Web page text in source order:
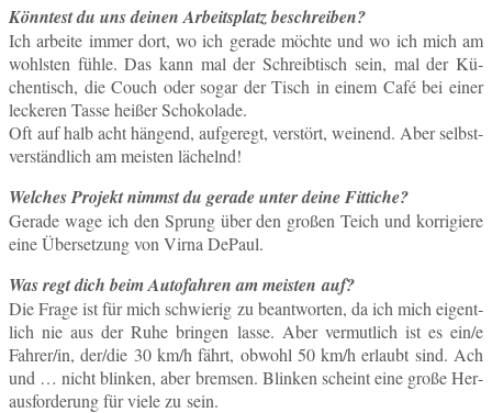
Könn­test du uns deinen Ar­beits­platz beschreiben?
Ich ar­bei­te immer dort, wo ich gerade möchte und wo ich mich am
wohls­ten fühle. Das kann mal der Schreib­tisch sein, mal der Kü­
chen­tisch, die Couch oder sogar der Tisch in einem Café bei einer
le­cke­ren Tasse heißer Schokolade.
Oft auf halb acht hän­gend, auf­ge­regt, ver­stört, wei­nend. Aber selbst­
ver­ständ­lich am meis­ten lächelnd!
Wel­ches Pro­jekt nimmst du gerade unter deine Fittiche?
Gerade wage ich den Sprung über den großen Teich und kor­ri­gie­re
eine Über­set­zung von Virna DePaul.
Was regt dich beim Au­to­fah­ren am meis­ten auf?
Die Frage ist für mich schwie­rig zu be­ant­wor­ten, da ich mich ei­gent­
lich nie aus der Ruhe brin­gen lasse. Aber ver­mut­lich ist es ein/e
Fahrer/in, der/die 30 km/h fährt, obwohl 50 km/h er­laubt sind. Ach
und … nicht blin­ken, aber brem­sen. Blin­ken scheint eine große Her­
aus­for­de­rung für viele zu sein.